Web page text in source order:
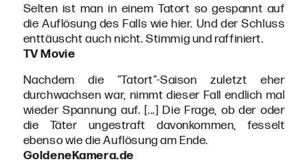
Selten ist man in einem Tatort so gespannt auf
die Auflösung des Falls wie hier. Und der Schluss
enttäuscht auch nicht. Stimmig und raffiniert.
TV Movie
Nachdem die "Tatort"-Saison zuletzt eher
durchwachsen war, nimmt dieser Fall endlich mal
wieder Spannung auf. [...] Die Frage, ob der oder
die Täter ungestraft davonkommen, fesselt
ebenso wie die Auflösung am Ende.
GoldeneKamera.de